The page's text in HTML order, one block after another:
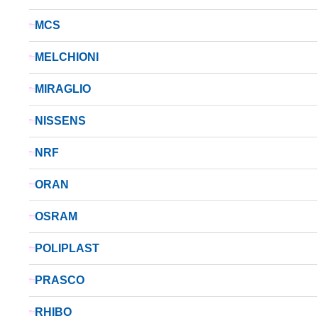
MCS
MELCHIONI
MIRAGLIO
NISSENS
NRF
ORAN
OSRAM
POLIPLAST
PRASCO
RHIBO